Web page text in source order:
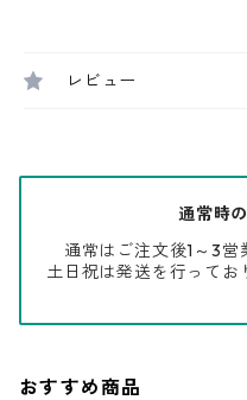
レビュー
通常時
通常はご注文後1～3営
土日祝は発送を行ってお
おすすめ商品